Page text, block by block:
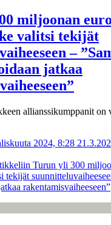
miljoonan
valitsi tekijät
–
jatkaa
allianssikumppanit on
2024, 8:28
Turun yli 300
tekijät
rakentamisvaiheeseen”